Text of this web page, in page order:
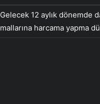
Gelecek 12 aylık dönemde
mallarına harcama yapma